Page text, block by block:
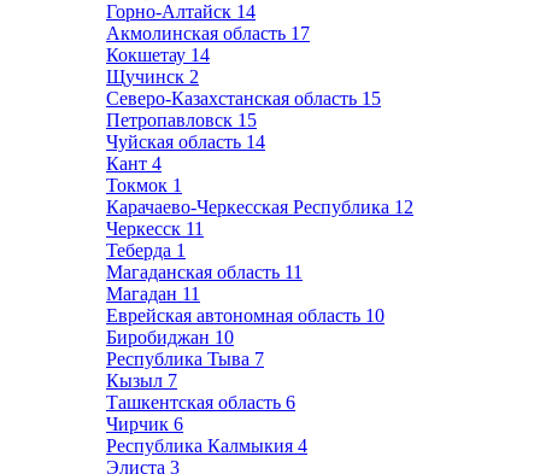
Горно-Алтайск 14
Акмолинская область 17
Кокшетау 14
Щучинск 2
Северо-Казахстанская область 15
Петропавловск 15
Чуйская область 14
Кант 4
Токмок 1
Карачаево-Черкесская Республика 12
Черкесск 11
Теберда 1
Магаданская область 11
Магадан 11
Еврейская автономная область 10
Биробиджан 10
Республика Тыва 7
Кызыл 7
Ташкентская область 6
Чирчик 6
Республика Калмыкия 4
Элиста 3